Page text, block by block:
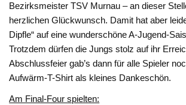
Bezirksmeister TSV Murnau – an dieser
herzlichen Glückwunsch. Damit hat aber
Dipfle“ auf eine wunderschöne A-Jugend-
Trotzdem dürfen die Jungs stolz auf ihr
Abschlussfeier gab’s dann für alle Spieler
Aufwärm-T-Shirt als kleines Dankeschön.
Am Final-Four spielten: